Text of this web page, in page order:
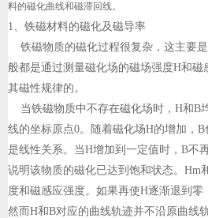
料的磁化曲线和磁滞回线。
1、铁磁材料的磁化及磁导率
铁磁物质的磁化过程很复杂，这主要
般都是通过测量磁化场的磁场强度H和
其磁性规律的。
当铁磁物质中不存在磁化场时，H和B
线的坐标原点0。随着磁化场H的增加，
是线性关系。当H增加到一定值时，B不
说明该物质的磁化已达到饱和状态。Hm
度和磁感应强度。如果再使H逐渐退到零
然而H和B对应的曲线轨迹并不沿原曲线